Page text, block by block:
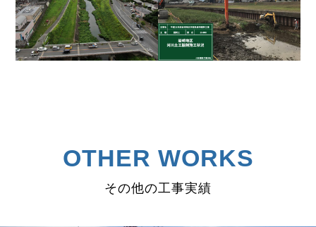
OTHER WORKS
その他の工事実績